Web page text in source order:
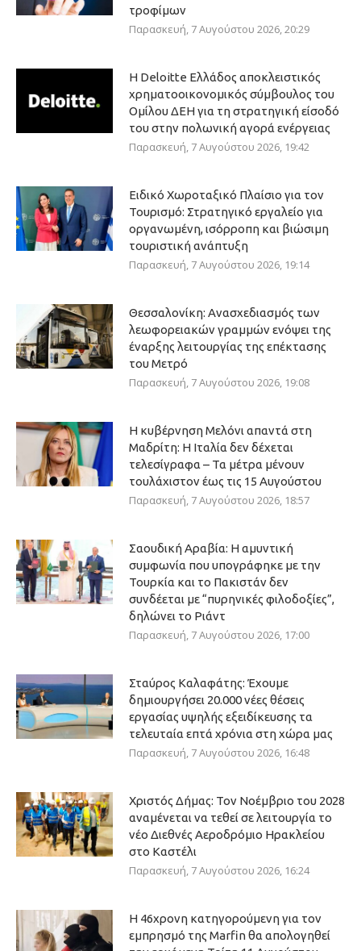
τροφίμων
Παρασκευή, 7 Αυγούστου 2026, 20:29
Η Deloitte Ελλάδος αποκλειστικός
χρηματοοικονομικός σύμβουλος του
Ομίλου ΔΕΗ για τη στρατηγική είσοδό
του στην πολωνική αγορά ενέργειας
Παρασκευή, 7 Αυγούστου 2026, 19:42
Ειδικό Χωροταξικό Πλαίσιο για τον
Τουρισμό: Στρατηγικό εργαλείο για
οργανωμένη, ισόρροπη και βιώσιμη
τουριστική ανάπτυξη
Παρασκευή, 7 Αυγούστου 2026, 19:14
Θεσσαλονίκη: Ανασχεδιασμός των
λεωφορειακών γραμμών ενόψει της
έναρξης λειτουργίας της επέκτασης
του Μετρό
Παρασκευή, 7 Αυγούστου 2026, 19:08
Η κυβέρνηση Μελόνι απαντά στη
Μαδρίτη: Η Ιταλία δεν δέχεται
τελεσίγραφα – Τα μέτρα μένουν
τουλάχιστον έως τις 15 Αυγούστου
Παρασκευή, 7 Αυγούστου 2026, 18:57
Σαουδική Αραβία: Η αμυντική
συμφωνία που υπογράφηκε με την
Τουρκία και το Πακιστάν δεν
συνδέεται με “πυρηνικές φιλοδοξίες”,
δηλώνει το Ριάντ
Παρασκευή, 7 Αυγούστου 2026, 17:00
Σταύρος Καλαφάτης: Έχουμε
δημιουργήσει 20.000 νέες θέσεις
εργασίας υψηλής εξειδίκευσης τα
τελευταία επτά χρόνια στη χώρα μας
Παρασκευή, 7 Αυγούστου 2026, 16:48
Χριστός Δήμας: Τον Νοέμβριο του 2028
αναμένεται να τεθεί σε λειτουργία το
νέο Διεθνές Αεροδρόμιο Ηρακλείου
στο Καστέλι
Παρασκευή, 7 Αυγούστου 2026, 16:24
Η 46χρονη κατηγορούμενη για τον
εμπρησμό της Marfin θα απολογηθεί